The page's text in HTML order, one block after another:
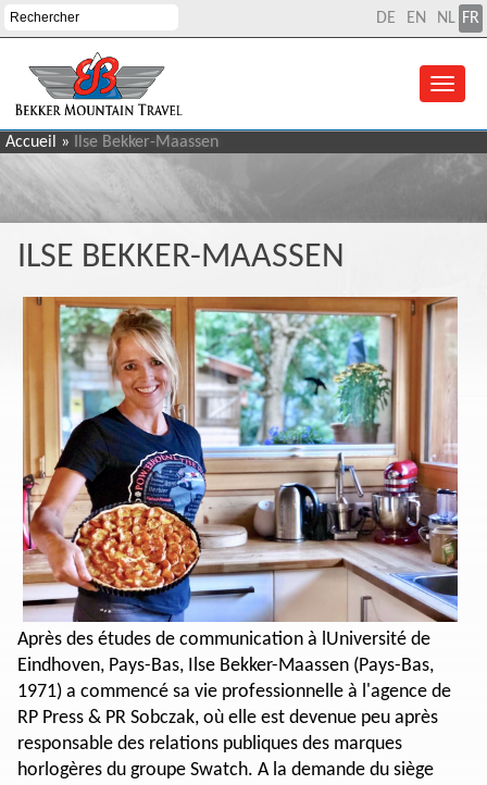
DE EN FR
NL
Accueil » Ilse Bekker-Maassen
ILSE BEKKER-MAASSEN
Après des études de communication à lUniversité de
Eindhoven, Pays-Bas, Ilse Bekker-Maassen (Pays-Bas,
1971) a commencé sa vie professionnelle à l'agence de
RP Press & PR Sobczak, où elle est devenue peu après
responsable des relations publiques des marques
horlogères du groupe Swatch. A la demande du siège